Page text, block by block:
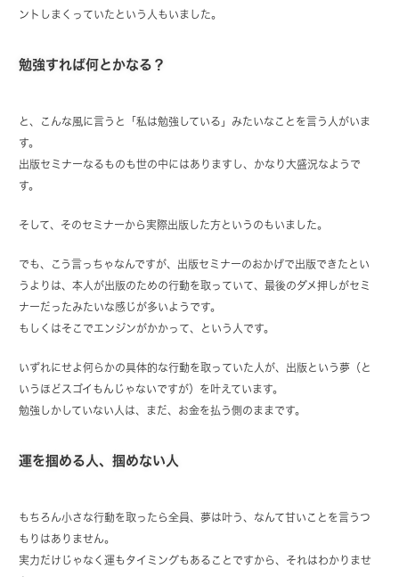
ントしまくっていたという人もいました。
勉強すれば何とかなる？
と、こんな風に言うと「私は勉強している」みたいなことを言う人がいま
す。
出版セミナーなるものも世の中にはありますし、かなり大盛況なようで
す。
そして、そのセミナーから実際出版した方というのもいました。
でも、こう言っちゃなんですが、出版セミナーのおかげで出版できたとい
うよりは、本人が出版のための行動を取っていて、最後のダメ押しがセミ
ナーだったみたいな感じが多いようです。
もしくはそこでエンジンがかかって、という人です。
いずれにせよ何らかの具体的な行動を取っていた人が、出版という夢（と
いうほどスゴイもんじゃないですが）を叶えています。
勉強しかしていない人は、まだ、お金を払う側のままです。
運を掴める人、掴めない人
もちろん小さな行動を取ったら全員、夢は叶う、なんて甘いことを言うつ
もりはありません。
実力だけじゃなく運もタイミングもあることですから、それはわかりませ